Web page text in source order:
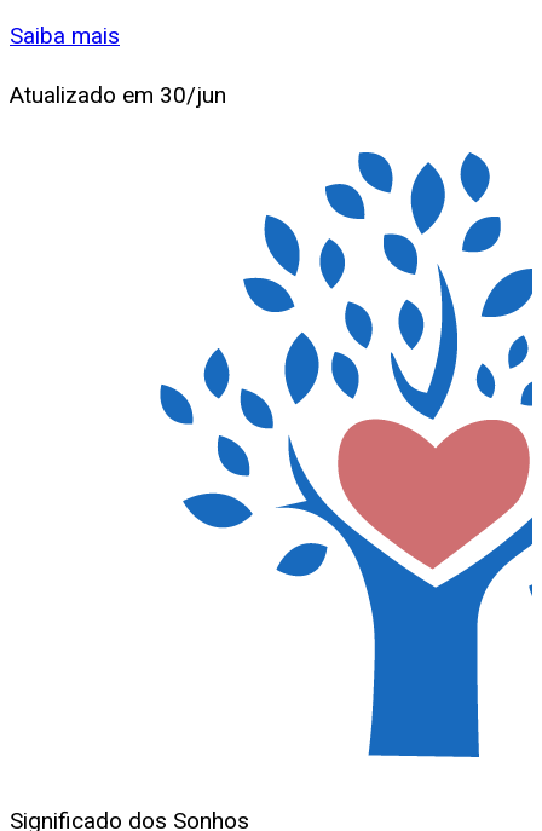
Saiba mais
Atualizado em 30/jun
Significado dos Sonhos